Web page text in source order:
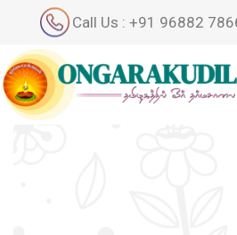
Call Us : +91 96882